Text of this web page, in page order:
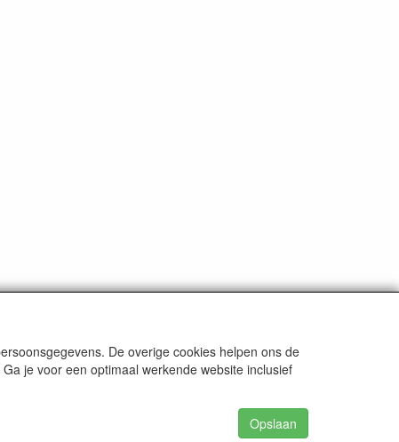
De overige cookies helpen ons de
je voor een optimaal werkende website inclusief
Opslaan